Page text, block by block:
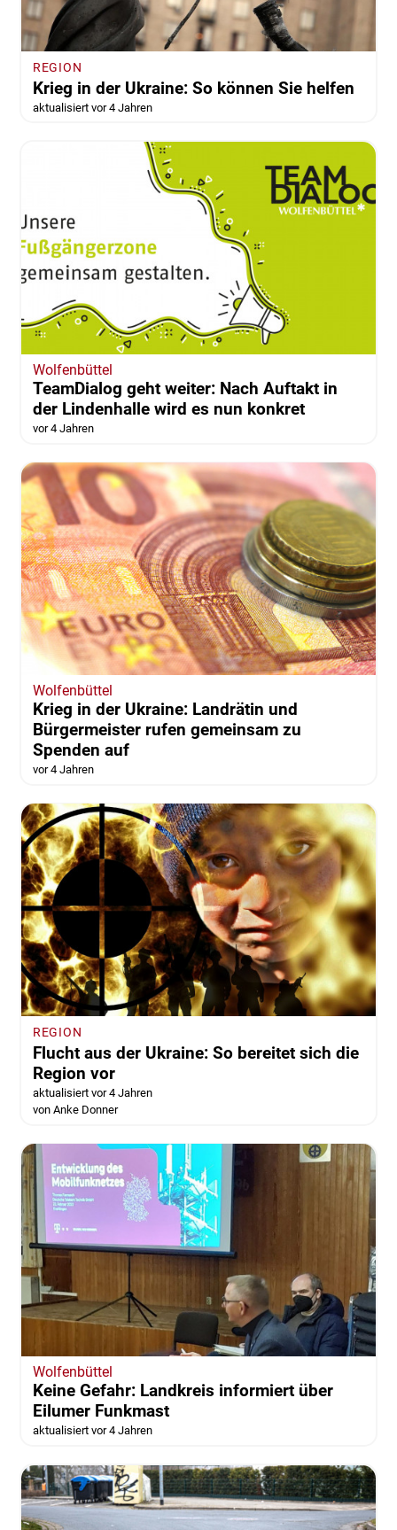
REGION
Krieg in der Ukraine: So können Sie helfen
Wolfenbüttel
TeamDialog geht weiter: Nach Auftakt in
der Lindenhalle wird es nun konkret
vor 4 Jahren
Wolfenbüttel
Krieg in der Ukraine: Landrätin und
Bürgermeister rufen gemeinsam zu
Spenden auf
vor 4 Jahren
REGION
Flucht aus der Ukraine: So bereitet sich die
Region vor
aktualisiert vor 4 Jahren
von Anke Donner